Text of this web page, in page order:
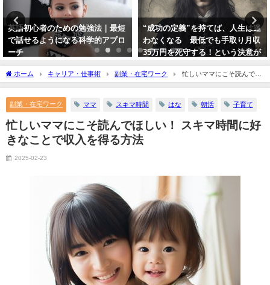
英語初心者のための勉強法｜最短
で話せるようになる科学的アプロ
ーチ
“成功の定義”を持てば、人生は迷
わなくなる 最低でも手取り月収
35万円を死守する！という決意が
教えてくれたこと
ホーム キャリア・仕事術 副業・在宅ワーク
忙しいママにこそ読んでほ
しい！ スキマ時間に好きなことで収入を得る方法
副業・在宅ワーク ママ スキマ時間 はな 朝活 子育て
忙しいママにこそ読んでほしい！ スキマ時間に好
きなことで収入を得る方法
2025-02-23